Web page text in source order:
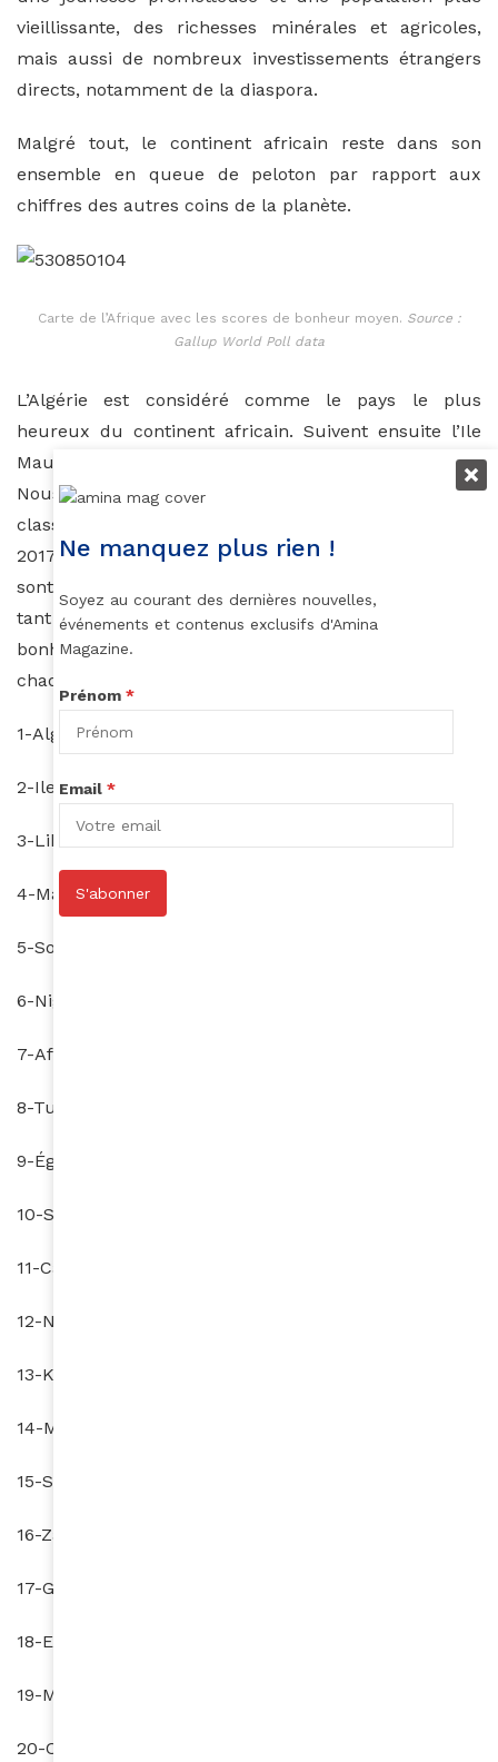
vieillissante, des richesses minérales et agricoles,
mais aussi de nombreux investissements étrangers
directs, notamment de la diaspora.
Malgré tout, le continent africain reste dans son
ensemble en queue de peloton par rapport aux
chiffres des autres coins de la planète.
Carte de l’Afrique avec les scores de bonheur moyen. Source :
Gallup World Poll data
L’Algérie est considéré comme le pays le plus
heureux du continent africain. Suivent ensuite l’Ile
Maurice, la Libye, le Maroc, la Somalie et le Nigéria.
Nous vous laissons découvrir ci-dessous le
classement des pays africains les plus heureux en
2017, selon le World Happiness Report. Ces chiffres
sont bien évidemment à prendre avec des pincettes,
tant les sentiments humains et particulièrement du
bonheur dépendent de la culture, mais aussi de
chaque personne.
1-Algérie (53è à l’échelle mondiale).
2-Ile Maurice (64è)
3-Libye (68è)
4-Maroc (84è)
5-Somalie (93è)
6-Nigeria(95è)
7-Afrique du Sud (101è)
8-Tunisie (102è)
9-Égypte (104è)
10-Sierra Leone (106è)
11-Cameroun (107è)
12-Namibie (111è)
13-Kenya (112è)
14-Mozambique (113è)
15-Sénégal (115è)
16-Zambie (116è)
17-Gabon (118è)
18-Ethiopie (119è)
19-Mauritanie (123è)
20-Congo Brazzaville (124è)
Ne manquez plus rien !
Soyez au courant des dernières nouvelles,
événements et contenus exclusifs d'Amina
Magazine.
Prénom *
Email *
S'abonner